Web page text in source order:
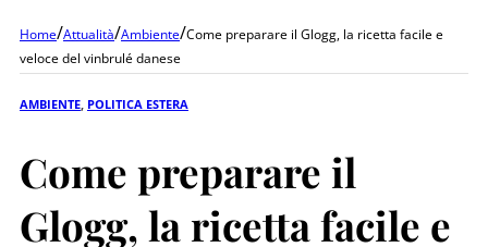
Home/Attualità/Ambiente/Come preparare il Glogg, la ricetta facile e
veloce del vinbrulé danese
AMBIENTE POLITICA ESTERA
Come preparare il
Glogg, la ricetta facile e